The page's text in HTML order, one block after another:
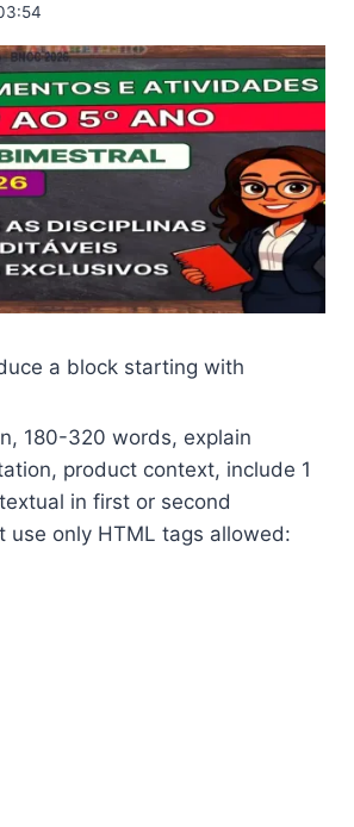
a block starting with
180-320 words, explain
product context, include 1
in first or second
use only HTML tags allowed: